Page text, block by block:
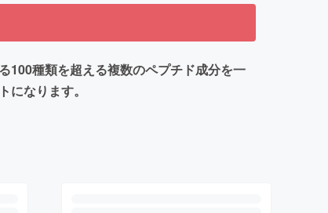
100種類を超える複数のペプチド成分を一
なります。